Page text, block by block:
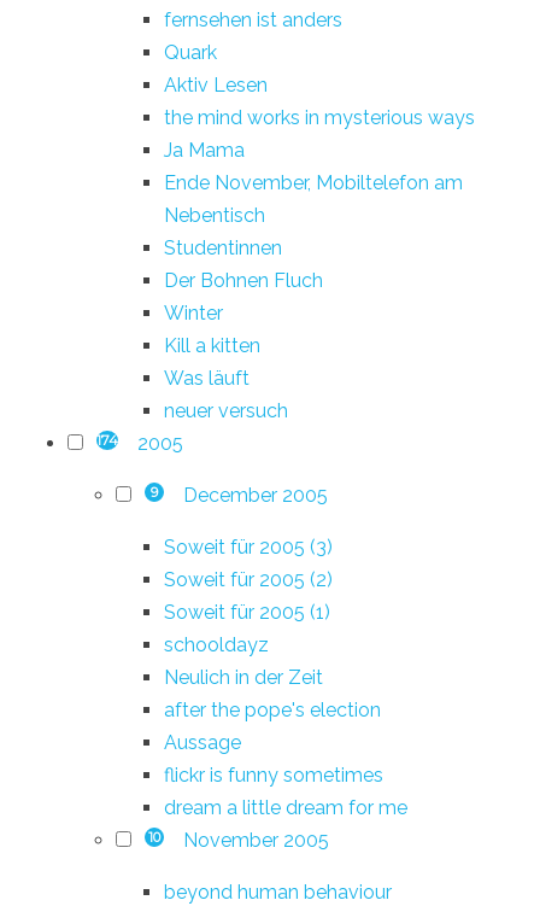
fernsehen ist anders
Quark
Aktiv Lesen
the mind works in mysterious ways
Ja Mama
Ende November, Mobiltelefon am
Nebentisch
Studentinnen
Der Bohnen Fluch
Winter
Kill a kitten
Was läuft
neuer versuch
174 2005
9 December 2005
Soweit für 2005 (3)
Soweit für 2005 (2)
Soweit für 2005 (1)
schooldayz
Neulich in der Zeit
after the pope's election
Aussage
flickr is funny sometimes
dream a little dream for me
10 November 2005
beyond human behaviour